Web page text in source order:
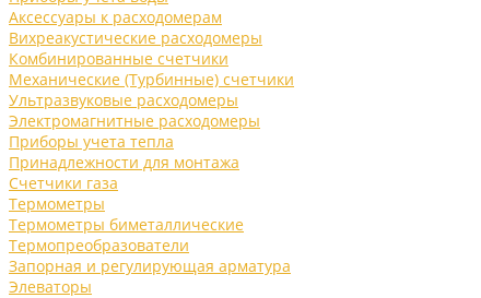
Аксессуары к расходомерам
Вихреакустические расходомеры
Комбинированные счетчики
Механические (Турбинные) счетчики
Ультразвуковые расходомеры
Электромагнитные расходомеры
Приборы учета тепла
Принадлежности для монтажа
Счетчики газа
Термометры
Термометры биметаллические
Термопреобразователи
Запорная и регулирующая арматура
Элеваторы